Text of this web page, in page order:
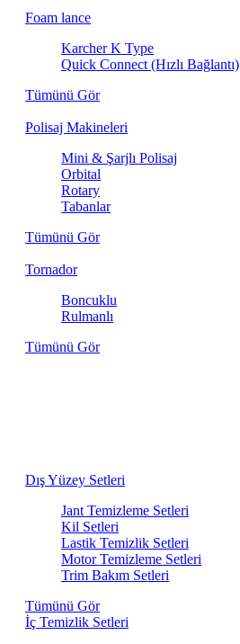
Foam lance
Karcher K Type
Quick Connect (Hızlı Bağlantı)
Tümünü Gör
Polisaj Makineleri
Mini & Şarjlı Polisaj
Orbital
Rotary
Tabanlar
Tümünü Gör
Tornador
Boncuklu
Rulmanlı
Tümünü Gör
Dış Yüzey Setleri
Jant Temizleme Setleri
Kil Setleri
Lastik Temizlik Setleri
Motor Temizleme Setleri
Trim Bakım Setleri
Tümünü Gör
İç Temizlik Setleri